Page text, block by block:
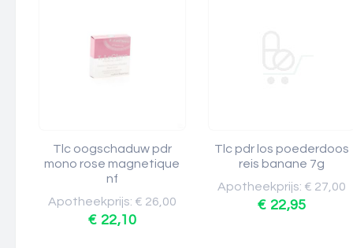
Tlc oogschaduw pdr
mono rose magnetique
nf
Apotheekprijs: € 26,00
€ 22,10
Tlc pdr los poederdoos
reis banane 7g
Apotheekprijs: € 27,00
€ 22,95